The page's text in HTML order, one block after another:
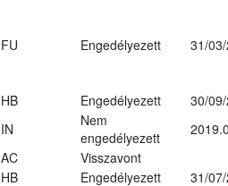
FU Engedélyezett 31/
HB Engedélyezett
30/
IN
Nem
engedélyezett
AC
Visszavont
HB Engedélyezett 31/